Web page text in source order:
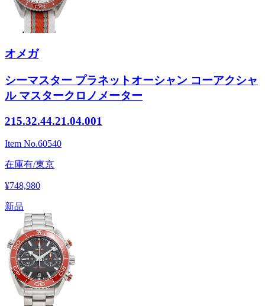
オメガ
シーマスター プラネットオーシャン コーアクシャ
ル マスタークロノメーター
215.32.44.21.04.001
Item No.60540
在庫有/東京
¥748,980
新品